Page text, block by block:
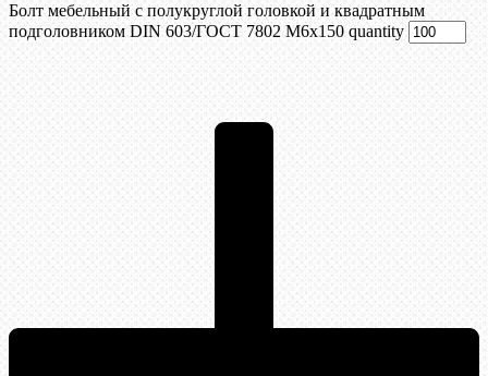
Болт мебельный с полукруглой головкой и квадратным
подголовником DIN 603/ГОСТ 7802 М6х150 quantity